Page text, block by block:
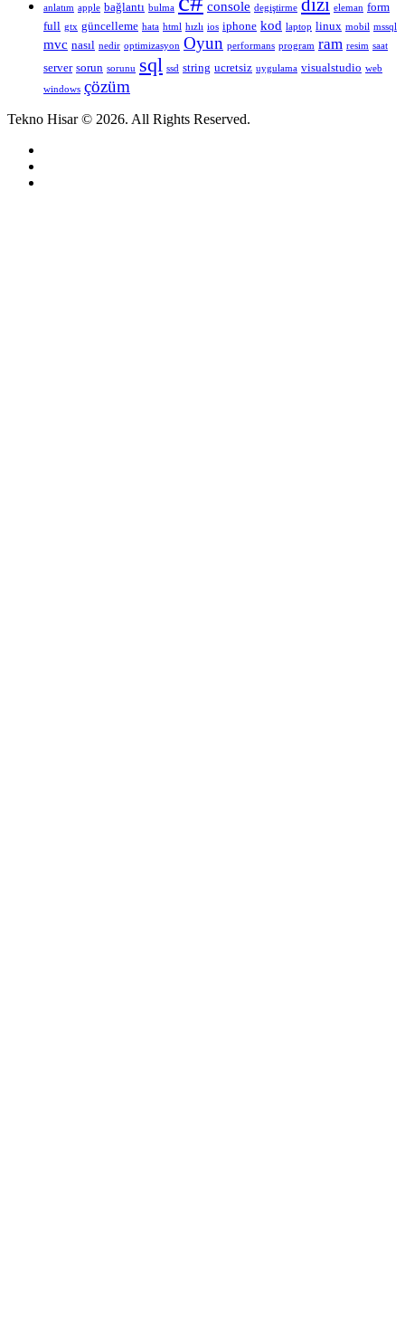
anlatım apple bağlantı bulma console degiştirme dizi eleman form
full gtx güncelleme hata html hızlı ios iphone kod laptop linux mobil mssql
mvc nasıl nedir optimizasyon Oyun performans program ram resim saat
server sorun sorunu sql ssd string ucretsiz uygulama visualstudio web
windows çözüm
Tekno Hisar © 2026. All Rights Reserved.